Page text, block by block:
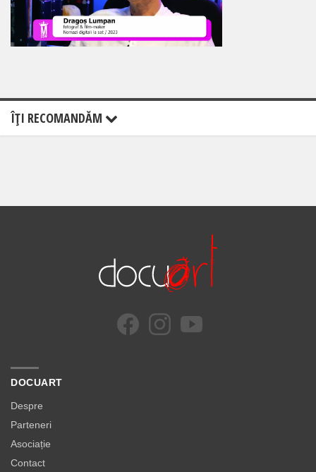
ÎŢI RECOMANDĂM
DOCUART
Despre
Parteneri
Asociație
Contact